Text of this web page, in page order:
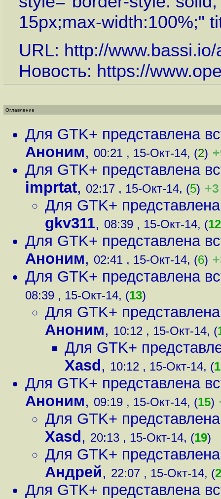
15px;max-width:100%;"
URL: http://
Новость: https://
Оглавление
Для GTK+ представлена
Аноним, 00:21 , 15-Окт-14, (2)
Для GTK+ представлена
imprtat, 02:17 , 15-Окт-14, (5) +3
Для GTK+
gkv311, 08:39 , 15-Окт-14, (12
Для GTK+ представлена
Аноним, 02:41 , 15-Окт-14, (6)
Для GTK+ представлена
08:39 , 15-Окт-14, (13)
Для GTK+
Аноним, 10:12 , 15-Окт-14, (
Для GTK+
Xasd , 10:12 , 15-Окт-14, (
Для GTK+ представлена
Аноним, 09:19 , 15-Окт-14, (15)
Для GTK+
Xasd , 20:13 , 15-Окт-14, (19)
Для GTK+
Андрей, 22:07 , 15-Окт-14, (
Для GTK+ представлена